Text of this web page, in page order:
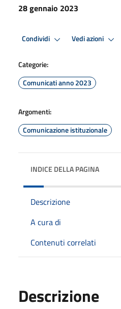
28 gennaio 2023
Condividi Vedi azioni
Categorie:
Comunicati anno 2023
Argomenti:
Comunicazione istituzionale
INDICE DELLA PAGINA
Descrizione
A cura di
Contenuti correlati
Descrizione